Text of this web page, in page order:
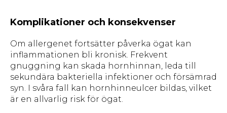
Komplikationer och konsekvenser
Om allergenet fortsätter påverka ögat kan
inflammationen bli kronisk. Frekvent
gnuggning kan skada hornhinnan, leda till
sekundära bakteriella infektioner och försämrad
syn. I svåra fall kan hornhinneulcer bildas, vilket
är en allvarlig risk för ögat.